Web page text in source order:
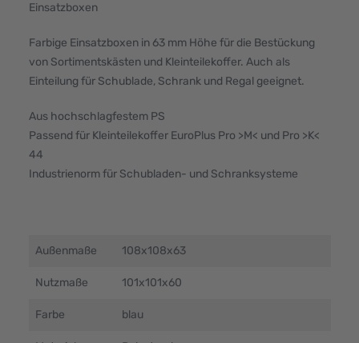
Einsatzboxen
Farbige Einsatzboxen in 63 mm Höhe für die Bestückung
von Sortimentskästen und Kleinteilekoffer. Auch als
Einteilung für Schublade, Schrank und Regal geeignet.
Aus hochschlagfestem PS
Passend für Kleinteilekoffer EuroPlus Pro >M< und Pro >K<
44
Industrienorm für Schubladen- und Schranksysteme
Außenmaße 108x108x63
Nutzmaße 101x101x60
Farbe blau